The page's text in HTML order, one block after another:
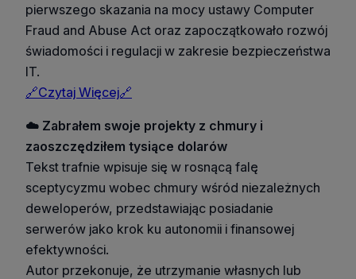
pierwszego skazania na mocy ustawy Computer
Fraud and Abuse Act oraz zapoczątkowało rozwój
świadomości i regulacji w zakresie bezpieczeństwa
IT.
🔗Czytaj Więcej🔗
☁️ Zabrałem swoje projekty z chmury i
zaoszczędziłem tysiące dolarów
Tekst trafnie wpisuje się w rosnącą falę
sceptycyzmu wobec chmury wśród niezależnych
deweloperów, przedstawiając posiadanie
serwerów jako krok ku autonomii i finansowej
efektywności.
Autor przekonuje, że utrzymanie własnych lub